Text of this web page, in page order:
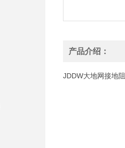
产品介绍：
JDDW大地网接地